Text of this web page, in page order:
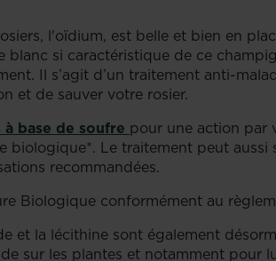
l'oïdium, est belle et bien en
blanc si caractéristique de ce
Il s’agit d’un traitement anti-
et de sauver votre rosier.
base de soufre pour une action par
biologique*. Le traitement peut aussi
recommandées.
Biologique conformément au
et la lécithine sont également
sur les plantes et notamment pour